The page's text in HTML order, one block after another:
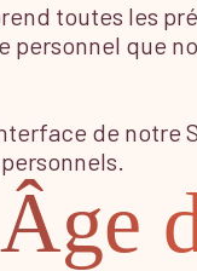
toutes les
que
de notre